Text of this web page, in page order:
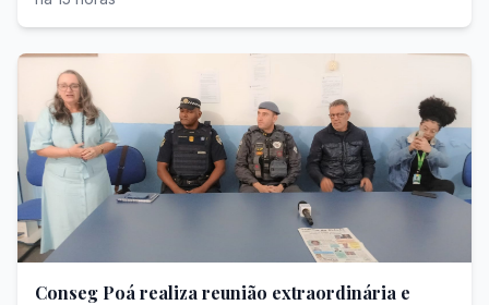
Conseg Poá realiza reunião extraordinária e